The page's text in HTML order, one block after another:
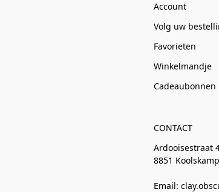
Account
Volg uw
Favorieten
Winkelmandje
Cadeaubonnen
CONTACT
Ardooisestraat
8851 Koolskamp
Email: